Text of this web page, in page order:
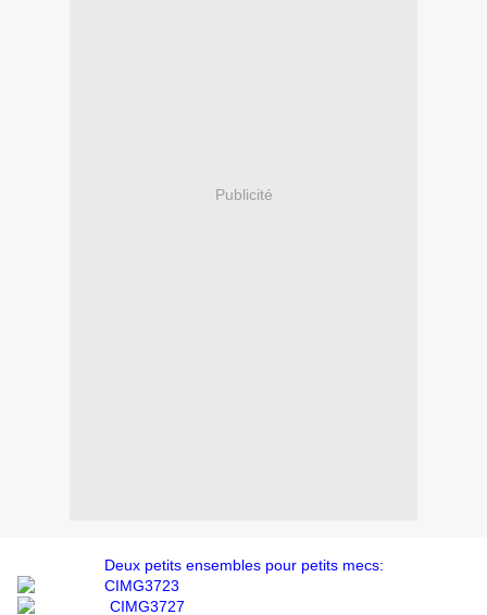
Publicité
Deux petits ensembles pour petits mecs: